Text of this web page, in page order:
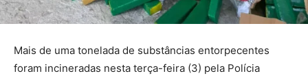
Mais de uma tonelada de substâncias entorpecentes
foram incineradas nesta terça-feira (3) pela Polícia